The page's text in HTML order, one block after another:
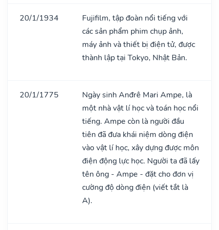
20/1/1934
Fujifilm, tập đoàn nổi tiếng với
các sản phẩm phim chụp ảnh,
máy ảnh và thiết bị điện tử, được
thành lập tại Tokyo, Nhật Bản.
20/1/1775
Ngày sinh Anđrê Mari Ampe, là
một nhà vật lí học và toán học nổi
tiếng. Ampe còn là người đầu
tiên đã đưa khái niệm dòng điện
vào vật lí học, xây dựng được môn
điện động lực học. Người ta đã lấy
tên ông - Ampe - đặt cho đơn vị
cường độ dòng điện (viết tắt là
A).